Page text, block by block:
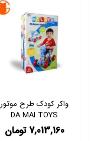
واکر کودک طرح موتور
DA MAI TOYS
7,013,160 تومان